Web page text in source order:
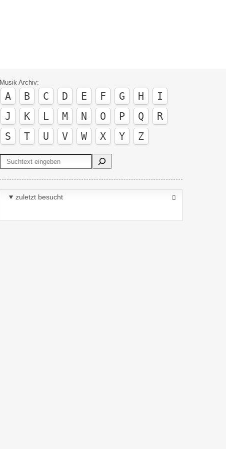
Musik Archiv:
A B C D E F G H
I
J
K L M N O P Q
R
S
T U V W X Y Z
Suchen
zuletzt besucht